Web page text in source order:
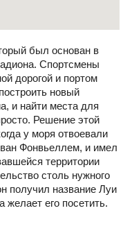
был основан в
Спортсмены
дорогой и портом
новый
и найти места для
Решение этой
у моря отвоевали
Фонвьеллем, и имел
территории
столь нужного
получил название Луи
его посетить.